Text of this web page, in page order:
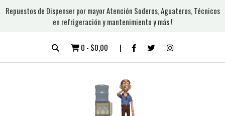
Repuestos de Dispenser por mayor Atención Soderos, Aguateros, Técnicos
en refrigeración y mantenimiento y más !
0 - $0,00